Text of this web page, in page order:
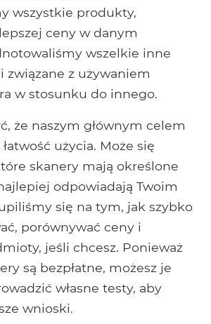
wszystkie produkty,
ceny w danym
wszelkie inne
związane z używaniem
w stosunku do innego.
że naszym głównym celem
użycia. Może się
skanery mają określone
odpowiadają Twoim
się na tym, jak szybko
porównywać ceny i
jeśli chcesz. Ponieważ
są bezpłatne, możesz je
własne testy, aby
wnioski.